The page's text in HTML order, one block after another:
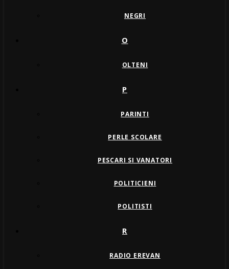
NEGRI
O
OLTENI
P
PARINTI
PERLE SCOLARE
PESCARI SI VANATORI
POLITICIENI
POLITISTI
R
RADIO EREVAN